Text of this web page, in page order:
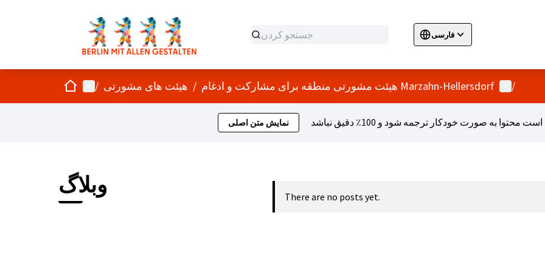
فارسی
Sprache wählen
صفحه اصلی
منوی اصلی
/ هیئت های مشورتی / هیئت مشورتی منطقه برای مشارکت و ادغام Marzahn-Hellersdorf منو کاربر
/
نمایش متن اصلی
وبلاگ There are no posts yet.